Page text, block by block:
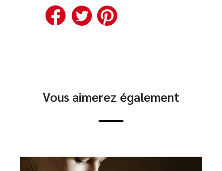
Facebook
Twitter
Vous aimerez également